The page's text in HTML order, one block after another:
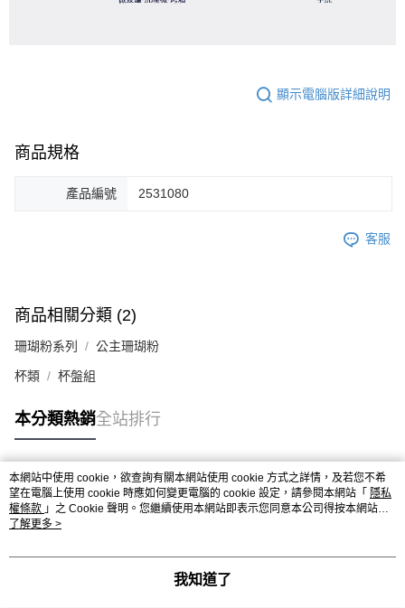
顯示電腦版詳細說明
商品規格
產品編號 2531080
客服
商品相關分類 (2)
珊瑚粉系列 公主珊瑚粉
杯類 杯盤組
本分類熱銷全站排行
熱門標籤
本網站中使用 cookie，欲查詢有關本網站使用 cookie 方式之詳情，及若您不希
望在電腦上使用 cookie 時應如何變更電腦的 cookie 設定，請參閱本網站「 隱私
權條款 」之 Cookie 聲明。您繼續使用本網站即表示您同意本公司得按本網站使
用條款之 Cookie 聲明使用 cookie。
了解更多 >
我知道了